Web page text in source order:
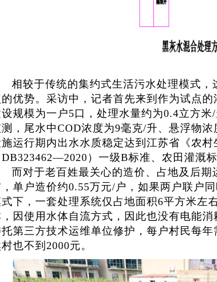
相较于传统的集约式生活污水处理模式
优势。采访中，记者首先来到作为试点
规模为一户5口，处理水量约为0.4立方
，尾水中COD浓度为9毫克/升、悬浮物
运行期内出水水质稳定达到江苏省《农村
）一级B标准、农田灌溉
而对于老百姓最关心的造价、占地及后
单户造价约0.55万元/户，如果两户联户
下，一套处理系统仅占地面积6平方米左
因使用水体自流方式，因此也没有电能
第三方技术运维单位修护，每户村民每
也不到2000元。